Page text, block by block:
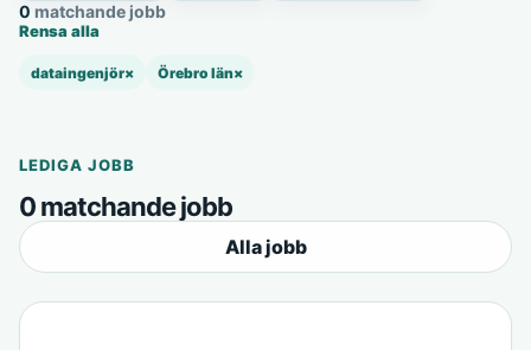
0 matchande jobb
Rensa alla
dataingenjör× Örebro län×
LEDIGA JOBB
0 matchande jobb
Alla jobb